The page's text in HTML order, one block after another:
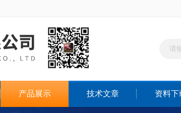
产品展示 技术文章 资料下